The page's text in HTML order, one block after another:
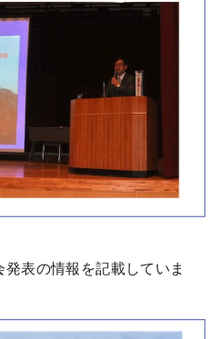
表の情報を記載していま